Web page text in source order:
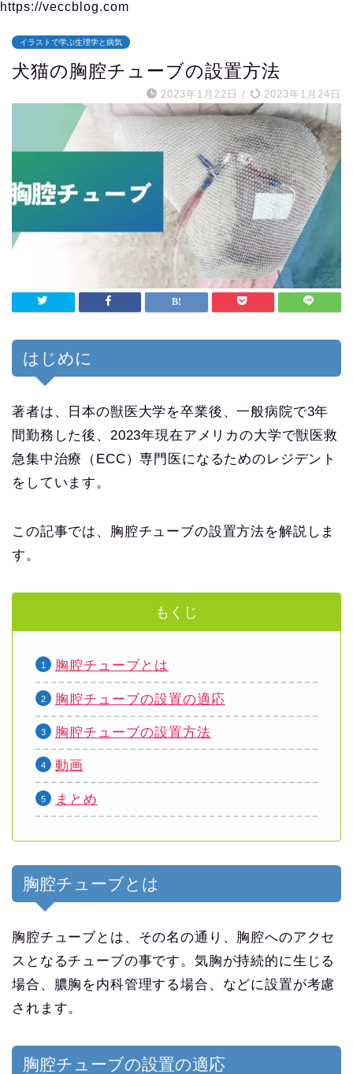
https://veccblog.com
イラストで学ぶ生理学と病気
犬猫の胸腔チューブの設置方法
2023年1月22日 / 2023年1月24日
はじめに
著者は、日本の獣医大学を卒業後、一般病院で3年
間勤務した後、2023年現在アメリカの大学で獣医救
急集中治療（ECC）専門医になるためのレジデント
をしています。
この記事では、胸腔チューブの設置方法を解説しま
す。
もくじ
胸腔チューブとは
胸腔チューブの設置の適応
胸腔チューブの設置方法
動画
まとめ
胸腔チューブとは
胸腔チューブとは、その名の通り、胸腔へのアクセ
スとなるチューブの事です。気胸が持続的に生じる
場合、膿胸を内科管理する場合、などに設置が考慮
されます。
胸腔チューブの設置の適応